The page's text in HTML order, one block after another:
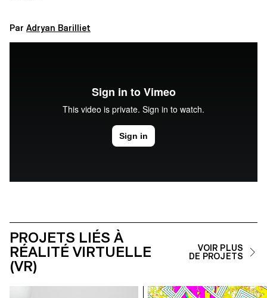
Par Adryan Barilliet
PROJETS LIÉS À
RÉALITÉ VIRTUELLE
(VR)
VOIR PLUS
DE PROJETS